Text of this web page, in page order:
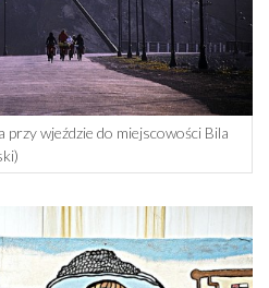
przy wjeździe do miejscowości Bila